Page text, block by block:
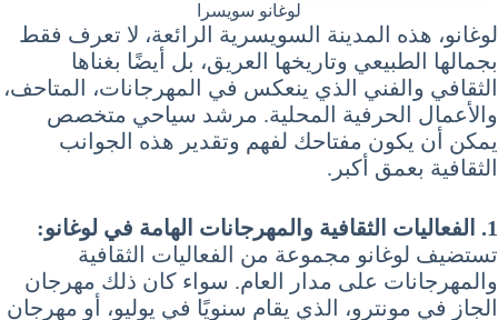
لوغانو سويسرا
لوغانو، هذه المدينة السويسرية الرائعة، لا تعرف فقط
بجمالها الطبيعي وتاريخها العريق، بل أيضًا بغناها
الثقافي والفني الذي ينعكس في المهرجانات، المتاحف،
والأعمال الحرفية المحلية. مرشد سياحي متخصص
يمكن أن يكون مفتاحك لفهم وتقدير هذه الجوانب
الثقافية بعمق أكبر.
1. الفعاليات الثقافية والمهرجانات الهامة في لوغانو:
تستضيف لوغانو مجموعة من الفعاليات الثقافية
والمهرجانات على مدار العام. سواء كان ذلك مهرجان
الجاز في مونترو، الذي يقام سنويًا في يوليو، أو مهرجان